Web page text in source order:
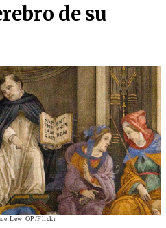
de su
Lew OP/Flickr